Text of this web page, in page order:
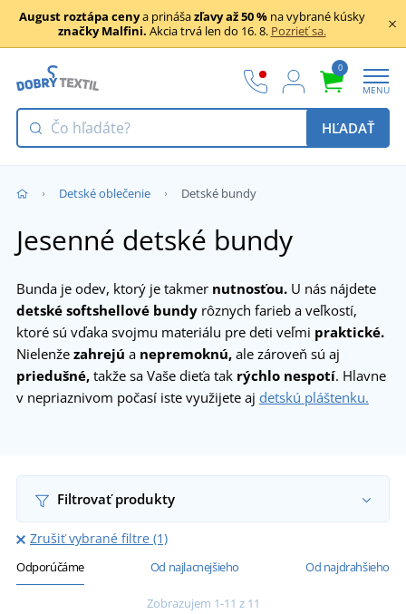
August roztápa cenya prinášazľavy až 50 %na vybrané kúsky
značky Malfini. Akcia trvá len do 16. 8. Pozrieť sa.
0
MENU
HĽADAŤ
Detské oblečenie Detské bundy
Jesenné detské bundy
Bunda je odev, ktorý je takmer nutnosťou. U nás nájdete
detské softshellové bundy rôznych farieb a veľkostí,
ktoré sú vďaka svojmu materiálu pre deti veľmi praktické.
Nielenže zahrejú a nepremoknú, ale zároveň sú aj
priedušné, takže sa Vaše dieťa tak rýchlo nespotí. Hlavne
v nepriaznivom počasí iste využijete aj detskú pláštenku.
Filtrovať produkty
Zrušiť vybrané filtre (1)
Odporúčáme Od najlacnejšieho Od najdrahšieho
Zobrazujem 1-11 z 11